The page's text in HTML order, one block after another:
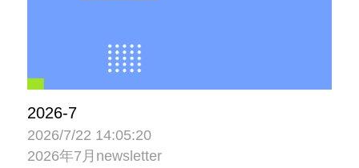
2026-7
2026/7/22 14:05:20
2026年7月newsletter